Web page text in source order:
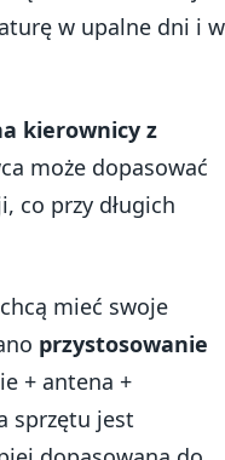
w upalne dni i w
kierownicy z
może dopasować
co przy długich
mieć swoje
przystosowanie
+ antena +
sprzętu jest